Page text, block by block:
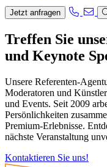
Jetzt anfragen
Treffen Sie
und Keynote
Unsere Referenten-
Moderatoren und
und Events. Seit 2009
Persönlichkeiten
Premium-Erlebnisse.
nächste Veranstaltung
Kontaktieren Sie uns!